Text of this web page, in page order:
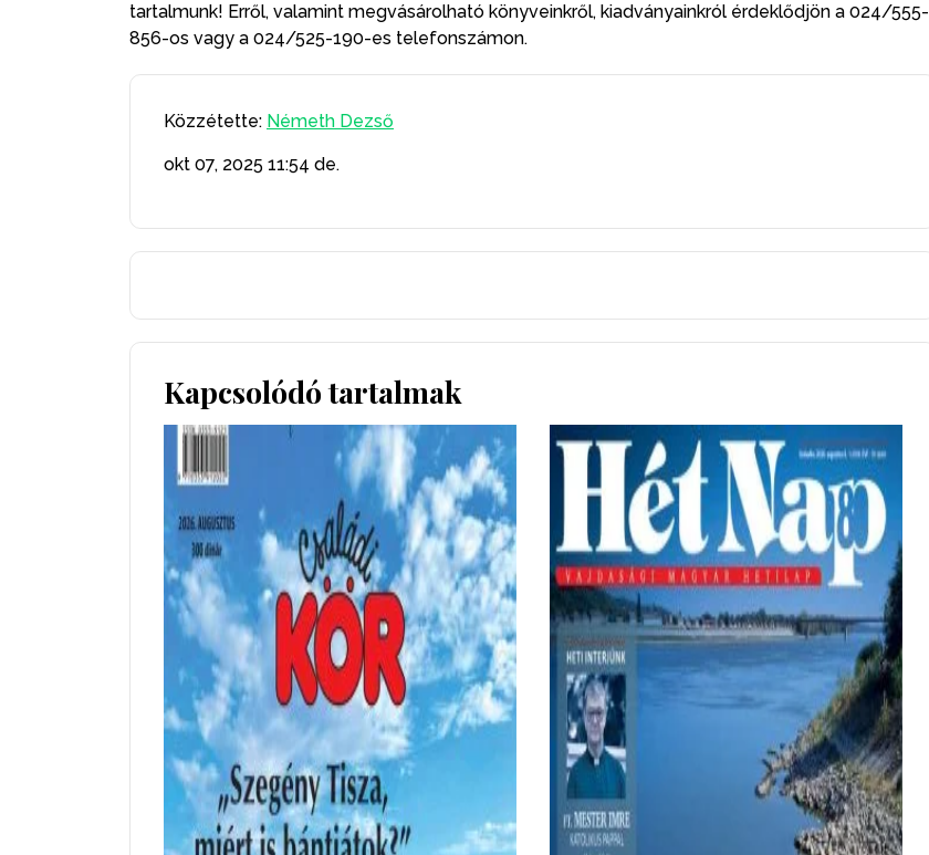
tartalmunk! Erről, valamint megvásárolható könyveinkről, kiadványainkról érdeklődjön a 024/555-
856-os vagy a 024/525-190-es telefonszámon.
Közzétette: Németh Dezső
okt 07, 2025 11:54 de.
Kapcsolódó tartalmak